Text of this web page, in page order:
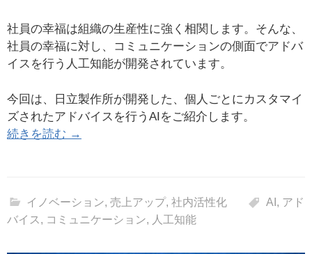
社員の幸福は組織の生産性に強く相関します。そんな、
社員の幸福に対し、コミュニケーションの側面でアドバ
イスを行う人工知能が開発されています。
今回は、日立製作所が開発した、個人ごとにカスタマイ
ズされたアドバイスを行うAIをご紹介します。
続きを読む →
イノベーション, 売上アップ, 社内活性化 AI , アド
バイス , コミュニケーション, 人工知能